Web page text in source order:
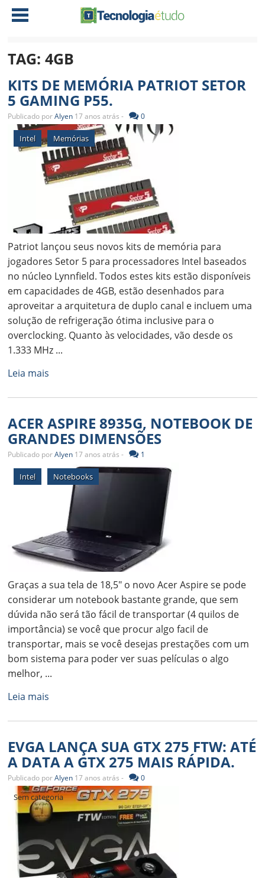
NOTÍCIAS
AMD
INTEL
ATI
NVIDIA
SOFTWARE
TABLETS
CELULAR
IOS
JOGOS
DOWNLOADS
ANÁLISE
TAG:4GB
KITS DE MEMÓRIA PATRIOT SETOR
5 GAMING P55.
Publicado porAlyen 17 anos atrás - 0
Intel Memórias
Patriot lançou seus novos kits de memória para
jogadores Setor 5 para processadores Intel baseados
no núcleo Lynnfield. Todos estes kits estão disponíveis
em capacidades de 4GB, estão desenhados para
aproveitar a arquitetura de duplo canal e incluem uma
solução de refrigeração ótima inclusive para o
overclocking. Quanto às velocidades, vão desde os
1.333 MHz ...
Leia mais
ACER ASPIRE 8935G, NOTEBOOK DE
GRANDES DIMENSÕES
Publicado porAlyen 17 anos atrás - 1
Intel Notebooks
Graças a sua tela de 18,5" o novo Acer Aspire se pode
considerar um notebook bastante grande, que sem
dúvida não será tão fácil de transportar (4 quilos de
importância) se você que procur algo facil de
transportar, mais se você desejas prestações com um
bom sistema para poder ver suas películas o algo
melhor, ...
Leia mais
EVGA LANÇA SUA GTX 275 FTW: ATÉ
A DATA A GTX 275 MAIS RÁPIDA.
Publicado porAlyen 17 anos atrás - 0
Sem categoria